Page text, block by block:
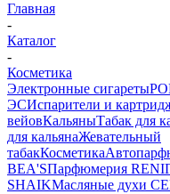
Главная
-
Каталог
-
Косметика
Электронные сигареты
ЭСИспарители и
вейовКальяныТабак для
для кальянаЖевательный
табакКосметика
BEA'SПарфюмерия RENI
SHAIKМасляные духи